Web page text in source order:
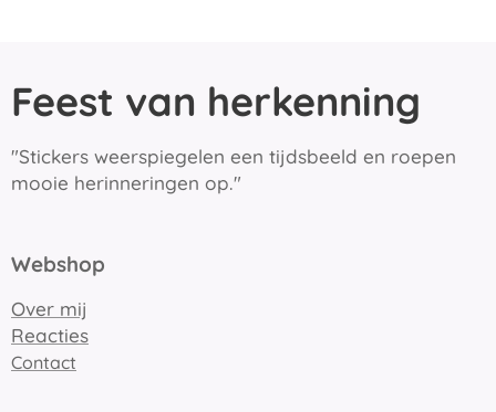
Feest van herkenning
"Stickers weerspiegelen een tijdsbeeld en roepen
mooie herinneringen op."
Webshop
Over mij
Reacties
Contact